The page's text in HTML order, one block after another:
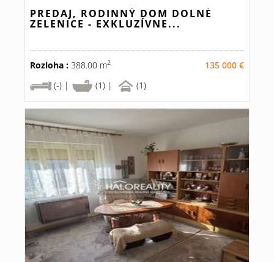
PREDAJ, RODINNÝ DOM DOLNÉ
ZELENICE - EXKLUZÍVNE...
Rozloha : 388.00 m2
135 000 €
(-) |
(1) | (1)